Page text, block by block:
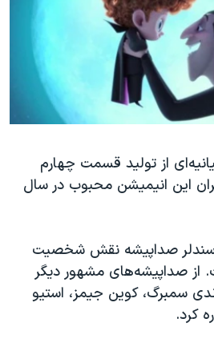
۲۰۲۴
رهبری ایران
از تولید قسمت چهارم
این انیمیشن محبوب در سال
سندلر صداپیشه نقش شخصیت
از صداپیشه‌های مشهور دیگر
سمبرگ، کوین جیمز، استیو
کرد.